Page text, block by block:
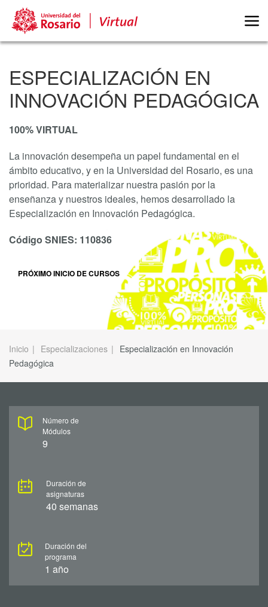
ESPECIALIZACIÓN EN
INNOVACIÓN PEDAGÓGICA
100% VIRTUAL
La innovación desempeña un papel fundamental en el
ámbito educativo, y en la Universidad del Rosario, es una
prioridad. Para materializar nuestra pasión por la
enseñanza y nuestros ideales, hemos desarrollado la
Especialización en Innovación Pedagógica.
Código SNIES: 110836
PRÓXIMO INICIO DE CURSOS
Inicio Especializaciones
Especialización en Innovación
Pedagógica
Número de
Módulos
9
Duración de
asignaturas
40 semanas
Duración del
programa
1 año